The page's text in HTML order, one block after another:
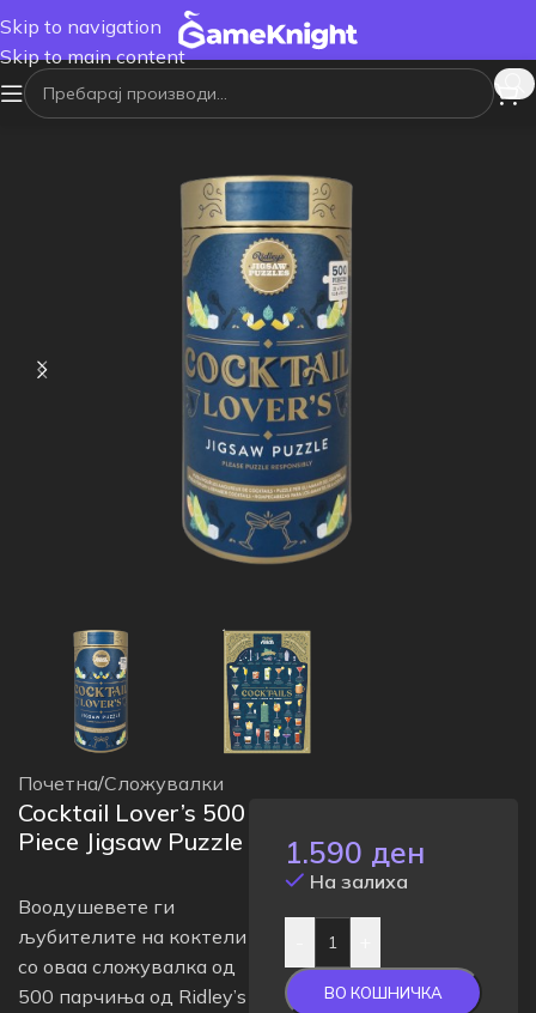
Skip to navigation
Skip to main content
Почетна/Сложувалки
Cocktail Lover’s 500
Piece Jigsaw Puzzle
Воодушевете ги
љубителите на коктели
со оваа сложувалка од
500 парчиња од Ridley’s
1.590 ден
На залиха
ВО КОШНИЧКА